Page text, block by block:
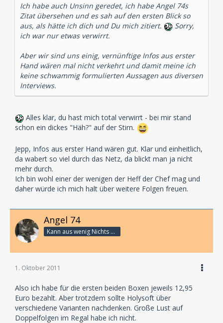
Ich habe auch Unsinn geredet, ich habe Angel 74s
Zitat übersehen und es sah auf den ersten Blick so
aus, als hätte ich dich und Du mich zitiert.
Sorry,
ich war nur etwas verwirrt.
Aber wir sind uns einig, vernünftige Infos aus erster
Hand wären mal nicht verkehrt und damit meine ich
keine schwammig formulierten Aussagen aus diversen
Interviews.
Alles klar, du hast mich total verwirrt - bei mir stand
schon ein dickes "Häh?" auf der Stirn.
Jepp, Infos aus erster Hand wären gut. Klar und einheitlich,
da wabert so viel durch das Netz, da blickt man ja nicht
mehr durch.
Ich bin wohl einer der wenigen der Heff der Chef mag und
daher würde ich mich halt über weitere Folgen freuen.
Angel 74
Kann aus wenig Nichts machen
1. Oktober 2011
Also ich habe für die ersten beiden Boxen jeweils 12,95
Euro bezahlt. Aber trotzdem sollte Holysoft über
verschiedene Varianten nachdenken. Große Lust auf
Doppelfolgen im Regal habe ich nicht.